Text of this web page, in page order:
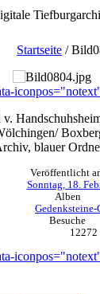
Startseite /
blauer
Veröffentlicht
Sonntag, 18.
Alben
Gedenksteine-
Besuche
12272